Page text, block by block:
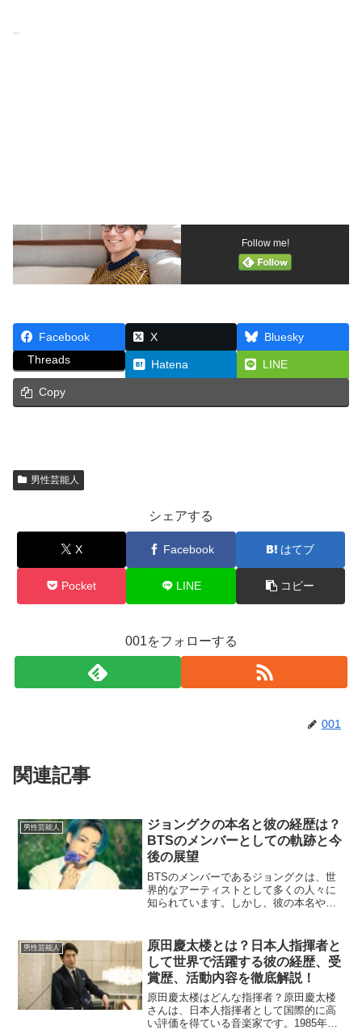
Follow me!
Facebook X
Bluesky
Threads
Hatena LINE
Copy
男性芸能人
シェアする
X Facebook はてブ
Pocket LINE コピー
001をフォローする
001
関連記事
男性芸能人
ジョングクの本名と彼の経歴は？
BTSのメンバーとしての軌跡と今
後の展望
BTSのメンバーであるジョングクは、世
界的なアーティストとして多くの人々に
知られています。しかし、彼の本名や彼
ません。この記事では、ジョングクの本
名や経歴に焦点を当て、...
男性芸能人
原田慶太楼とは？日本人指揮者と
して世界で活躍する彼の経歴、受
賞歴、活動内容を徹底解説！
原田慶太楼はどんな指揮者？原田慶太楼
さんは、日本人指揮者として国際的に高
い評価を得ている音楽家です。1985年に